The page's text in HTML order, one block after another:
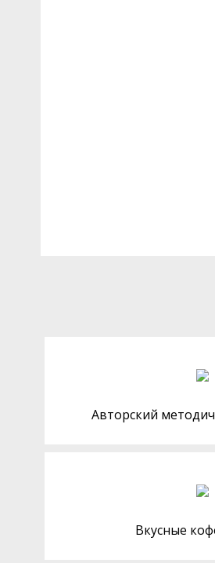
Авторский
Вкусные